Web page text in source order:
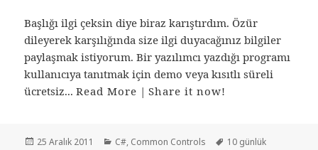
Başlığı ilgi çeksin diye biraz karıştırdım. Özür
dileyerek karşılığında size ilgi duyacağınız bilgiler
paylaşmak istiyorum. Bir yazılımcı yazdığı programı
kullanıcıya tanıtmak için demo veya kısıtlı süreli
ücretsiz...Read More |Share it now!
Yayın
25 Aralık 2011 Kategoriler
C#, Common Controls Etiketler
10 günlük